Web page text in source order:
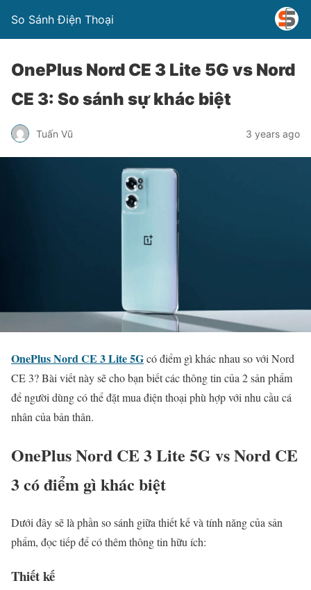
So Sánh Điện Thoại
OnePlus Nord CE 3 Lite 5G vs Nord
CE 3: So sánh sự khác biệt
Tuấn Vũ 3 years ago
OnePlus Nord CE 3 Lite 5Gcó điểm gì khác nhau so với Nord
CE 3? Bài viết này sẽ cho bạn biết các thông tin của 2 sản phẩm
để người dùng có thể đặt mua điện thoại phù hợp với nhu cầu cá
nhân của bản thân.
OnePlus Nord CE 3 Lite 5G vs Nord CE
3 có điểm gì khác biệt
Dưới đây sẽ là phần so sánh giữa thiết kế và tính năng của sản
phẩm, đọc tiếp để có thêm thông tin hữu ích:
Thiết kế